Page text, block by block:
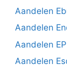
Aandelen
Aandelen
Aandelen
Aandelen